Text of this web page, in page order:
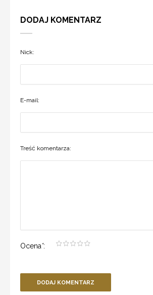
DODAJ KOMENTARZ
Nick:
E-mail:
Treść komentarza:
Ocena*:
DODAJ KOMENTARZ